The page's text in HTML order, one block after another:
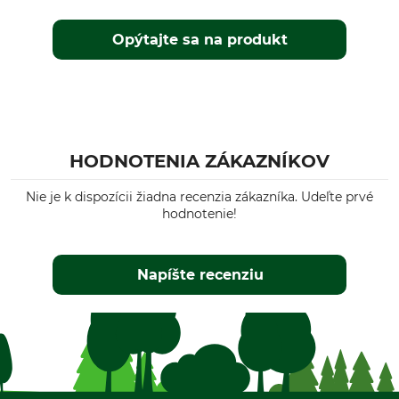
Opýtajte sa na produkt
HODNOTENIA ZÁKAZNÍKOV
Nie je k dispozícii žiadna recenzia zákazníka. Udeľte prvé
hodnotenie!
Napíšte recenziu